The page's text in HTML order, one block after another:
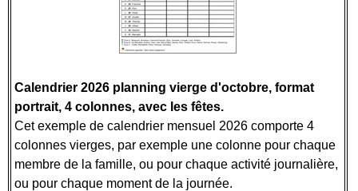
Calendrier 2026 planning vierge d'octobre, format
portrait, 4 colonnes, avec les fêtes.
Cet exemple de calendrier mensuel 2026 comporte 4
colonnes vierges, par exemple une colonne pour chaque
membre de la famille, ou pour chaque activité journalière,
ou pour chaque moment de la journée.